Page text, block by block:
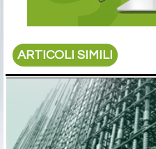
ARTICOLI SIMILI